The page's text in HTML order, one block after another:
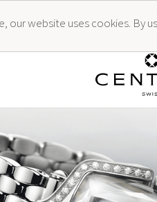
website uses cookies. By